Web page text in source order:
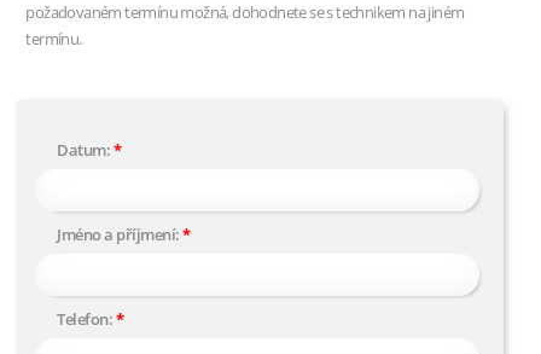
požadovaném termínu možná, dohodnete se s technikem na jiném
termínu.
Datum:
Jméno a příjmení:
Telefon: